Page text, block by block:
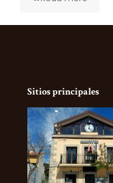
Sitios principales